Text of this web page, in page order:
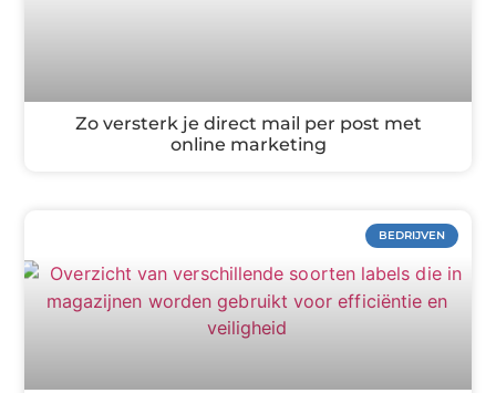
Zo versterk je direct mail per post met
online marketing
BEDRIJVEN